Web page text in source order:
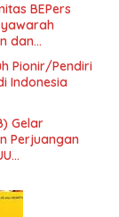
BEPers
dan
Riset di seluruh
Pionir/Pendiri
Indonesia
Gelar
Perjuangan